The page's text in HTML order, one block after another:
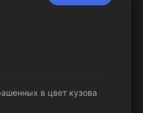
в цвет кузова